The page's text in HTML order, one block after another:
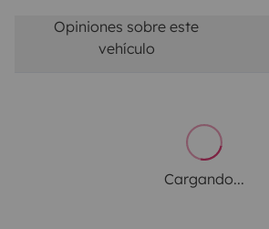
Opiniones sobre este
vehículo
Cargando...